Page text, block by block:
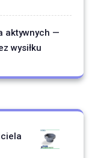
aktywnych —
wysiłku